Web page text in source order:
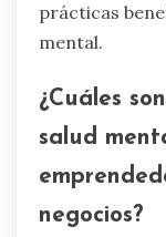
prácticas
mental.
¿Cuáles
salud
negocios?